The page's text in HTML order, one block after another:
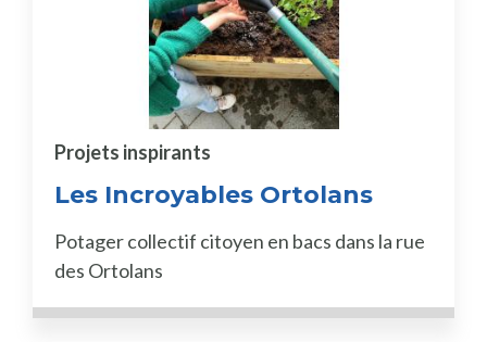
Les Incroyables Ortolans
Projets inspirants
Potager collectif citoyen en bacs dans la rue
des Ortolans